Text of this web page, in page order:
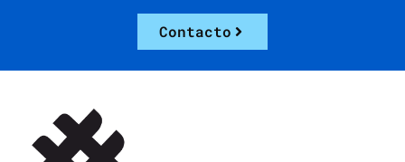
Contacto